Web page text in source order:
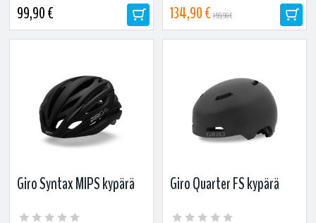
99,90 €
Trail-,...
134,90 € 159,90 €
Giro Syntax MIPS kypärä Giro Quarter FS kypärä